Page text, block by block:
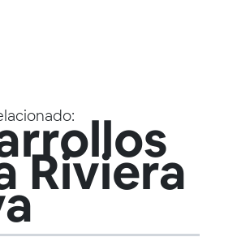
Riviera